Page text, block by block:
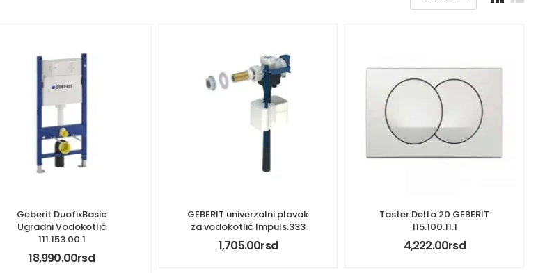
Geberit DuofixBasic
Ugradni Vodokotlić
111.153.00.1
18,990.00rsd
GEBERIT univerzalni plovak
za vodokotlić Impuls.333
1,705.00rsd
Taster Delta 20 GEBERIT
115.100.11.1
4,222.00rsd